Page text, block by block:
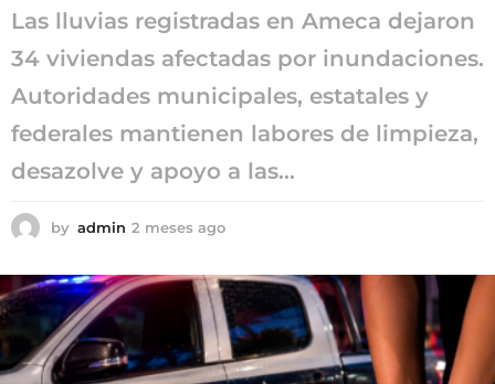
Las lluvias registradas en Ameca dejaron
34 viviendas afectadas por inundaciones.
Autoridades municipales, estatales y
federales mantienen labores de limpieza,
desazolve y apoyo a las...
by admin 2 meses ago
s
e
s
a
g